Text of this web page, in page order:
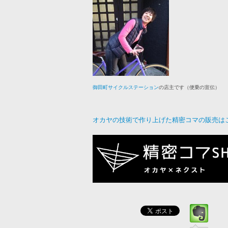
御田町サイクルステーションの店主です（便乗の宣伝）
オカヤの技術で作り上げた精密コマの販売は